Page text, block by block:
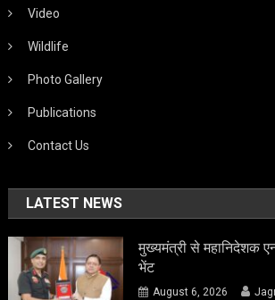
Video
Wildlife
Photo Gallery
Publications
Contact Us
LATEST NEWS
मुख्यमंत्री से महानिदेशक
भेंट
August 6, 2026